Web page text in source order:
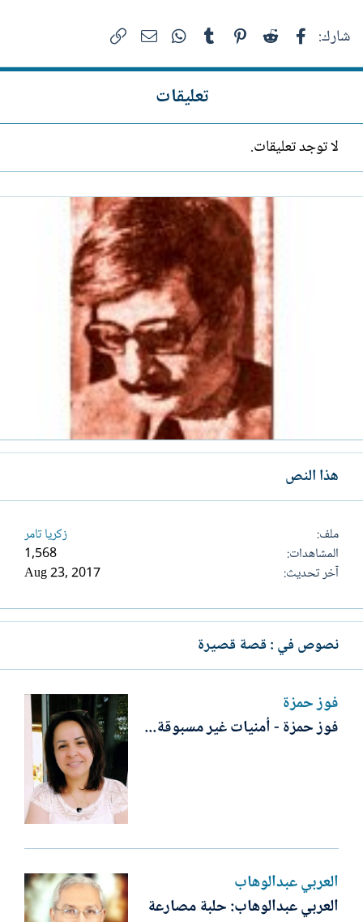
شارك: فيسبوك Reddit
Pinterest
Tumblr
WhatsAppالبريد الإلكتروني
تعليقات
لا توجد تعليقات.
هذا النص
ملف
زكريا تامر
المشاهدات
1,568
آخر تحديث
Aug 23, 2017
نصوص في : قصة قصيرة
فوز حمزة
فوز حمزة - أمنيات غير مسبوقة...
العربي عبدالوهاب
العربي عبدالوهاب: حلبة مصارعة